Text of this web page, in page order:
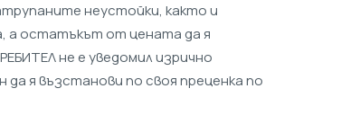
неустойки, както и
а остатъкът от цената да я
не е уведомил изрично
я възстанови по своя преценка по